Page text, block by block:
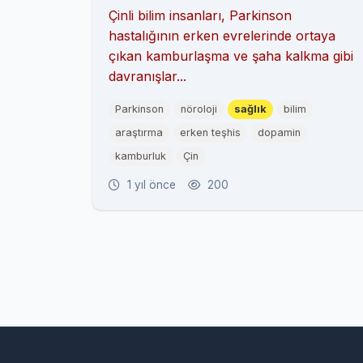
ve Şaha Kalkma Davranışları
Uyarı Sinyali Olabilir
Çinli bilim insanları, Parkinson
hastalığının erken evrelerinde ortaya
çıkan kamburlaşma ve şaha kalkma gibi
davranışlar...
Parkinson nöroloji sağlık
bilim
araştırma
erken teşhis
dopamin
kamburluk
Çin
1 yıl önce 200